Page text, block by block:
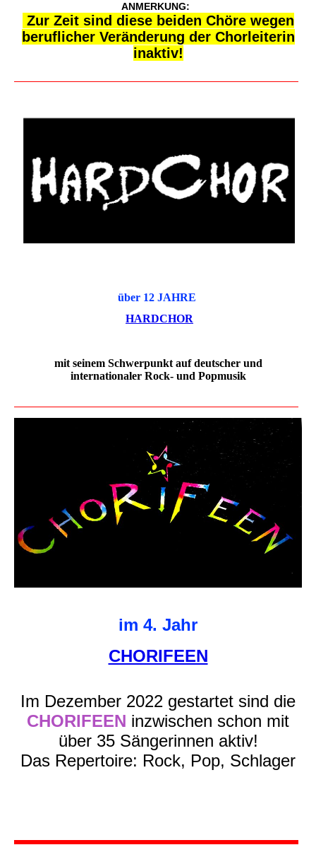
ANMERKUNG:
Zur Zeit sind diese beiden Chöre wegen
beruflicher Veränderung der Chorleiterin
inaktiv!
über 12 JAHRE
HARDCHOR
mit seinem Schwerpunkt auf deutscher und
internationaler Rock- und Popmusik
im 4. Jahr
CHORIFEEN
Im Dezember 2022 gestartet sind die
CHORIFEEN inzwischen schon mit
über 35 Sängerinnen aktiv!
Das Repertoire: Rock, Pop, Schlager